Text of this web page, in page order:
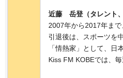
近藤 岳登（タレント
2007年から2017年ま
引退後は、スポーツを
「情熱家」として、
Kiss FM KOBEでは、